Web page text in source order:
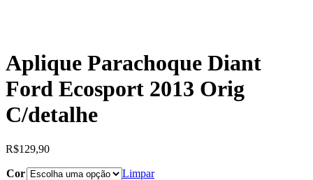
Aplique Parachoque Diant
Ford Ecosport 2013 Orig
C/detalhe
R$129,90
Cor
Limpar